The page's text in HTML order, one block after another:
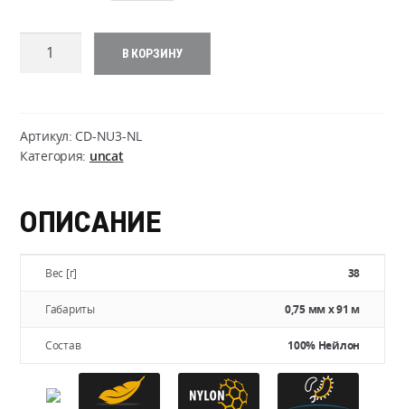
Количество
Glow
Cord
В КОРЗИНУ
Артикул: CD-NU3-NL
Категория: uncat
ОПИСАНИЕ
Вес [г] 38
Габариты 0,75 мм x 91 м
Состав 100% Нейлон